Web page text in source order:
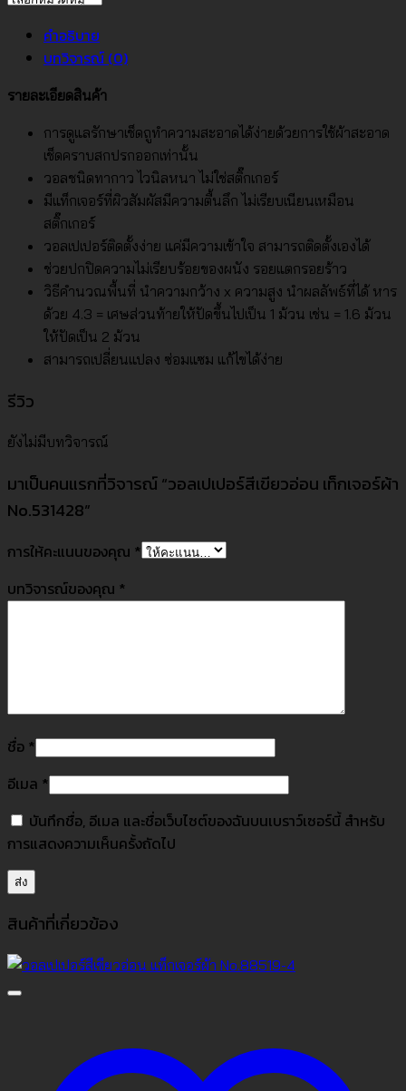
คำอธิบาย
บทวิจารณ์ (0)
รายละเอียดสินค้า
การดูแลรักษาเช็ดถูทำความสะอาดได้ง่ายด้วยการใช้ผ้าสะอาด
เช็ดคราบสกปรกออกเท่านั้น
วอลชนิดทากาว ไวนิลหนา ไม่ใช่สติ๊กเกอร์
มีแท็กเจอร์ที่ผิวสัมผัสมีความตื้นลึก ไม่เรียบเนียนเหมือน
สติ๊กเกอร์
วอลเปเปอร์ติดตั้งง่าย แค่มีความเข้าใจ สามารถติดตั้งเองได้
ช่วยปกปิดความไม่เรียบร้อยของผนัง รอยแตกรอยร้าว
วิธีคำนวณพื้นที่ นำความกว้าง x ความสูง นำผลลัพธ์ที่ได้ หาร
ด้วย 4.3 = เศษส่วนท้ายให้ปัดขึ้นไปเป็น 1 ม้วน เช่น = 1.6 ม้วน
ให้ปัดเป็น 2 ม้วน
สามารถเปลี่ยนแปลง ซ่อมแซม แก้ไขได้ง่าย
รีวิว
ยังไม่มีบทวิจารณ์
มาเป็นคนแรกที่วิจารณ์ “วอลเปเปอร์สีเขียวอ่อน เท็กเจอร์ผ้า
No.531428”
การให้คะแนนของคุณ *
บทวิจารณ์ของคุณ *
ชื่อ *
อีเมล *
บันทึกชื่อ, อีเมล และชื่อเว็บไซต์ของฉันบนเบราว์เซอร์นี้ สำหรับ
การแสดงความเห็นครั้งถัดไป
สินค้าที่เกี่ยวข้อง